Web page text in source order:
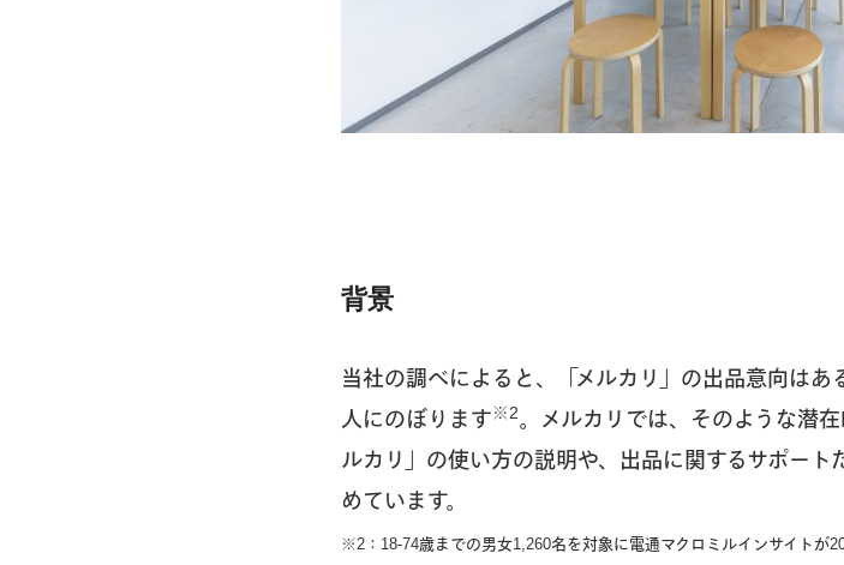
背景
当社の調べによると、「メルカリ」の出品意向は
人にのぼります ※2。メルカリでは、そのような潜
ルカリ」の使い方の説明や、出品に関するサポー
めています。
※2：18-74歳までの男女1,260名を対象に電通マクロミルインサイトが